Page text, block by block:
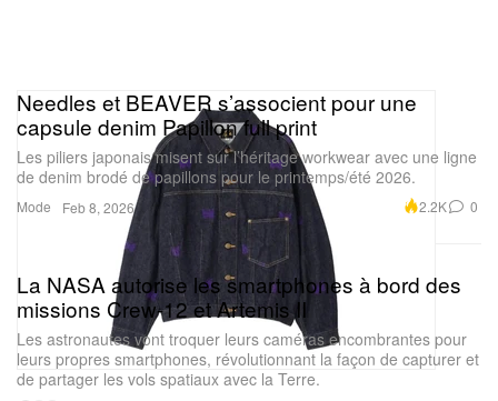
Mode
Needles et BEAVER s’associent pour une
capsule denim Papillon full print
Les piliers japonais misent sur l’héritage workwear avec une ligne
de denim brodé de papillons pour le printemps/été 2026.
Feb 8, 2026 2.2K 0
La NASA autorise les smartphones à bord des
missions Crew-12 et Artemis II
Les astronautes vont troquer leurs caméras encombrantes pour
leurs propres smartphones, révolutionnant la façon de capturer et
de partager les vols spatiaux avec la Terre.